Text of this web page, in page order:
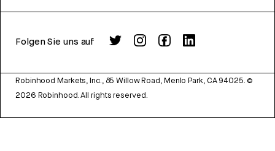
Folgen Sie uns auf
Robinhood Markets, Inc., 85 Willow Road, Menlo Park, CA 94025. ©
2026 Robinhood. All rights reserved.